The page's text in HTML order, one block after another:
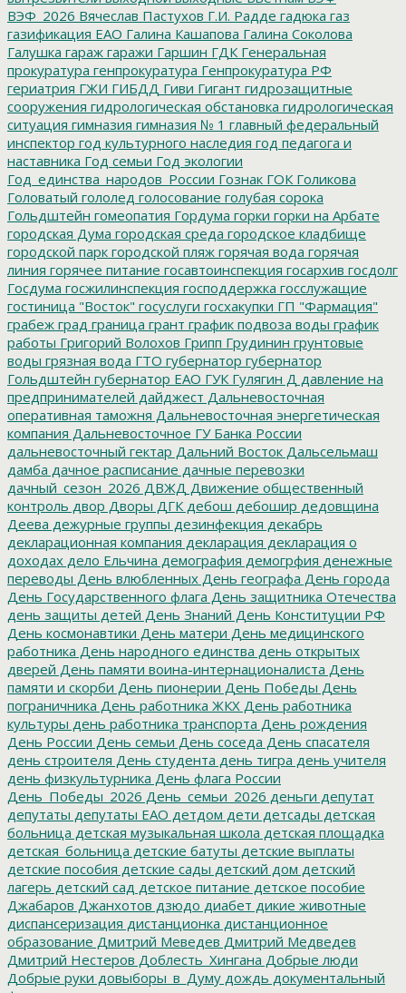
ВЭФ_2026 Вячеслав Пастухов Г.И. Радде гадюка газ
газификация ЕАО Галина Кашапова Галина Соколова
Галушка гараж гаражи Гаршин ГДК Генеральная
прокуратура генпрокуратура Генпрокуратура РФ
гериатрия ГЖИ ГИБДД Гиви Гигант гидрозащитные
сооружения гидрологическая обстановка гидрологическая
ситуация гимназия гимназия № 1 главный федеральный
инспектор год культурного наследия год педагога и
наставника Год семьи Год экологии
Год_единства_народов_России Гознак ГОК Голикова
Головатый гололед голосование голубая сорока
Гольдштейн гомеопатия Гордума горки горки на Арбате
городская Дума городская среда городское кладбище
городской парк городской пляж горячая вода горячая
линия горячее питание госавтоинспекция госархив госдолг
Госдума госжилинспекция господдержка госслужащие
гостиница "Восток" госуслуги госхакупки ГП "Фармация"
грабеж град граница грант график подвоза воды график
работы Григорий Волохов Грипп Грудинин грунтовые
воды грязная вода ГТО губернатор губернатор
Гольдштейн губернатор ЕАО ГУК Гулягин Д давление на
предпринимателей дайджест Дальневосточная
оперативная таможня Дальневосточная энергетическая
компания Дальневосточное ГУ Банка России
дальневосточный гектар Дальний Восток Дальсельмаш
дамба дачное расписание дачные перевозки
дачный_сезон_2026 ДВЖД Движение общественный
контроль двор Дворы ДГК дебош дебошир дедовщина
Деева дежурные группы дезинфекция декабрь
декларационная компания декларация декларация о
доходах дело Ельчина демография демогрфия денежные
переводы День влюбленных День географа День города
День Государственного флага День защитника Отечества
день защиты детей День Знаний День Конституции РФ
День космонавтики День матери День медицинского
работника День народного единства день открытых
дверей День памяти воина-интернационалиста День
памяти и скорби День пионерии День Победы День
пограничника День работника ЖКХ День работника
культуры день работника транспорта День рождения
День России День семьи День соседа День спасателя
день строителя День студента день тигра день учителя
день физкультурника День флага России
День_Победы_2026 День_семьи_2026 деньги депутат
депутаты депутаты ЕАО детдом дети детсады детская
больница детская музыкальная школа детская площадка
детская_больница детские батуты детские выплаты
детские пособия детские сады детский дом детский
лагерь детский сад детское питание детское пособие
Джабаров Джанхотов дзюдо диабет дикие животные
диспансеризация дистанционка дистанционное
образование Дмитрий Меведев Дмитрий Медведев
Дмитрий Нестеров Доблесть_Хингана Добрые люди
Добрые руки довыборы_в_Думу дождь документальный